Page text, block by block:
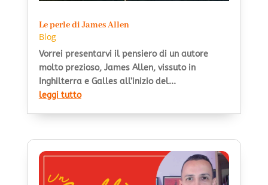
Le perle di James Allen
Blog
Vorrei presentarvi il pensiero di un autore
molto prezioso, James Allen, vissuto in
Inghilterra e Galles all’inizio del...
leggi tutto